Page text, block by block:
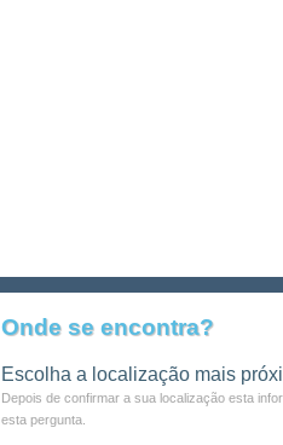
Onde se encontra?
Escolha a localização mais
Depois de confirmar a sua localização esta
esta pergunta.